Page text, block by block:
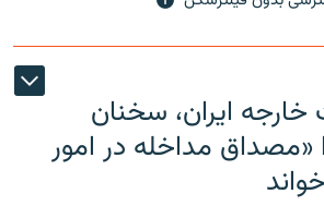
ایران، سخنان
«مصداق مداخله در امور